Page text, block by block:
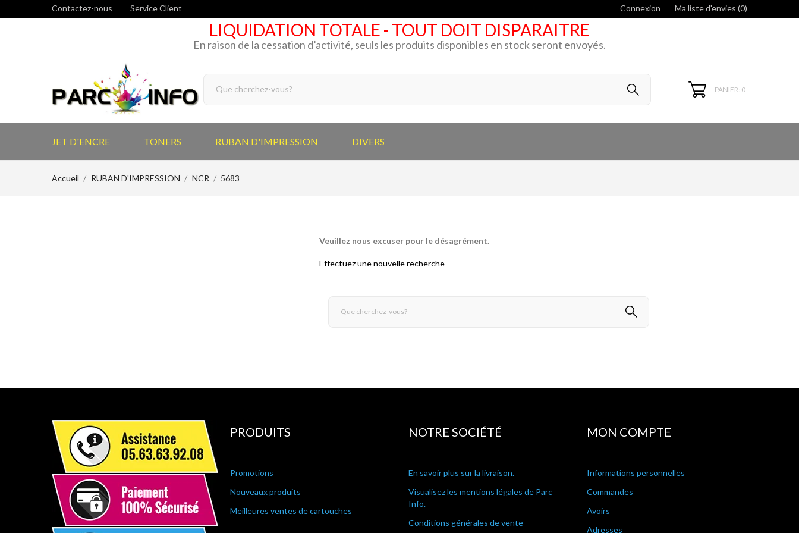
Contactez-nous Service Client Connexion Ma liste d'envies (0)
LIQUIDATION TOTALE - TOUT DOIT DISPARAITRE
En raison de la cessation d’activité, seuls les produits disponibles en stock seront envoyés.
PANIER: 0
JET D'ENCRE TONERS RUBAN D'IMPRESSION DIVERS
Accueil RUBAN D'IMPRESSION NCR 5683
Veuillez nous excuser pour le désagrément.
Effectuez une nouvelle recherche
PRODUITS
Promotions
Nouveaux produits
Meilleures ventes de cartouches
NOTRE SOCIÉTÉ
En savoir plus sur la livraison.
Visualisez les mentions légales de Parc
Info.
Conditions générales de vente
MON COMPTE
Informations personnelles
Commandes
Avoirs
Adresses